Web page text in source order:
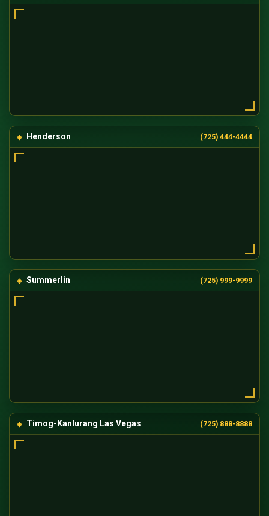
Henderson (725) 444-4444
Summerlin (725) 999-9999
Timog-Kanlurang Las Vegas (725) 888-8888